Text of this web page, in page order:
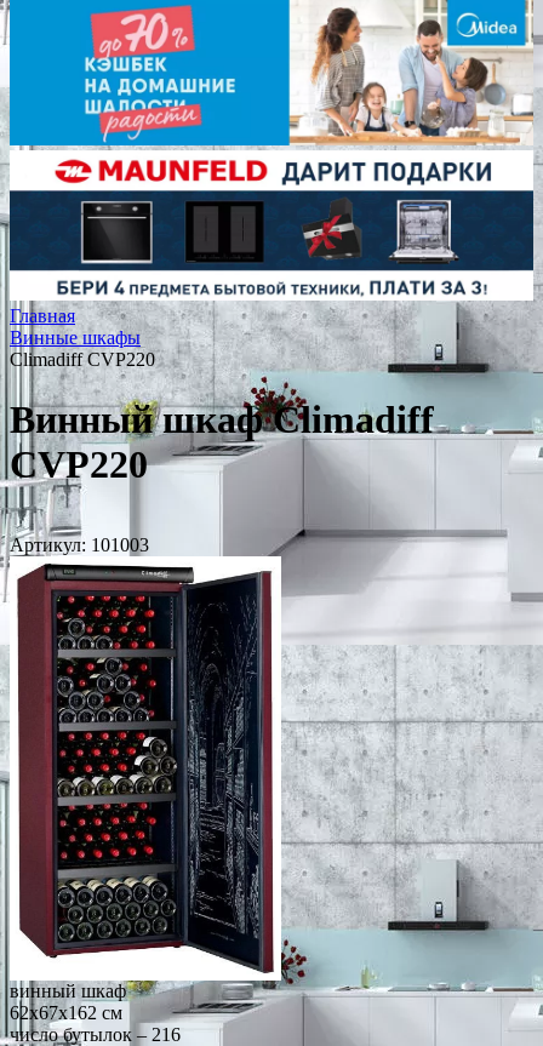
Главная
Винные шкафы
Climadiff CVP220
Винный шкаф Climadiff
CVP220
Артикул: 101003
винный шкаф
62x67x162 см
число бутылок – 216